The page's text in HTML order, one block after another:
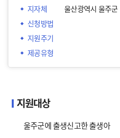
지자체
울산광역시 울주군
신청방법
지원주기
제공유형
지원대상
울주군에 출생신고한 출생아